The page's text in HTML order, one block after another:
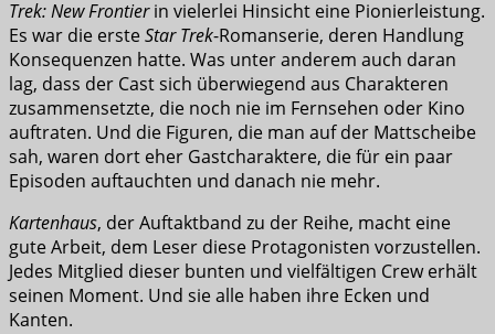
Trek: New Frontierin vielerlei Hinsicht eine Pionierleistung.
Es war die ersteStar Trek-Romanserie, deren Handlung
Konsequenzen hatte. Was unter anderem auch daran
lag, dass der Cast sich überwiegend aus Charakteren
zusammensetzte, die noch nie im Fernsehen oder Kino
auftraten. Und die Figuren, die man auf der Mattscheibe
sah, waren dort eher Gastcharaktere, die für ein paar
Episoden auftauchten und danach nie mehr.
Kartenhaus, der Auftaktband zu der Reihe, macht eine
gute Arbeit, dem Leser diese Protagonisten vorzustellen.
Jedes Mitglied dieser bunten und vielfältigen Crew erhält
seinen Moment. Und sie alle haben ihre Ecken und
Kanten.